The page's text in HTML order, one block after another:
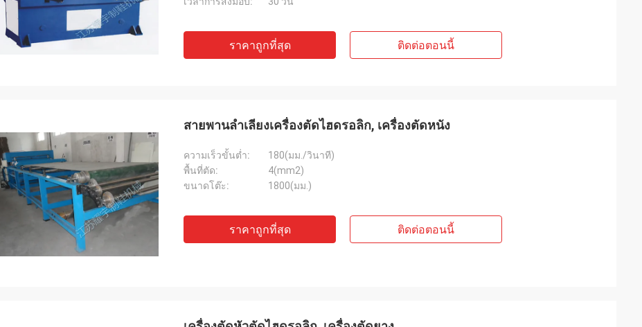
ราคาถูกที่สุด ติดต่อตอนนี้
สายพานลำเลียงเครื่องตัดไฮดรอลิก, เครื่องตัดหนัง
ความเร็วขั้นต่ำ:
180(มม./วินาที)
พื้นที่ตัด:
4(mm2)
ขนาดโต๊ะ:
1800(มม.)
ราคาถูกที่สุด ติดต่อตอนนี้